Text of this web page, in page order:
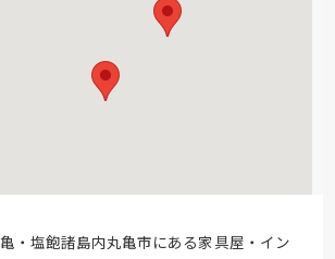
・塩飽諸島内丸亀市にある家具屋・イン